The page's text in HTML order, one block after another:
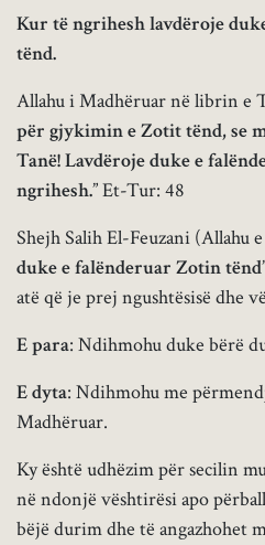
Kur të ngrihesh lavdëroje
tënd.
Allahu i Madhëruar në librin e
për gjykimin e Zotit tënd, se
Tanë! Lavdëroje duke e
ngrihesh.” Et-Tur: 48
Shejh Salih El-Feuzani (Allahu
duke e falënderuar Zotin tënd
atë që je prej ngushtësisë dhe
E para: Ndihmohu duke bërë
E dyta: Ndihmohu me
Madhëruar.
Ky është udhëzim për secilin
në ndonjë vështirësi apo
bëjë durim dhe të angazhohet